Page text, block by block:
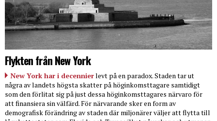
Flykten från New York
New York har i decennierlevt på en paradox. Staden tar ut
några av landets högsta skatter på höginkomsttagare samtidigt
som den förlitat sig på just dessa höginkomsttagares närvaro för
att finansiera sin välfärd. För närvarande sker en form av
demografisk förändring av staden där miljonärer väljer att flytta till